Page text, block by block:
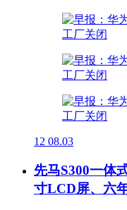
12 08.03
先马S300一体
寸LCD屏、六